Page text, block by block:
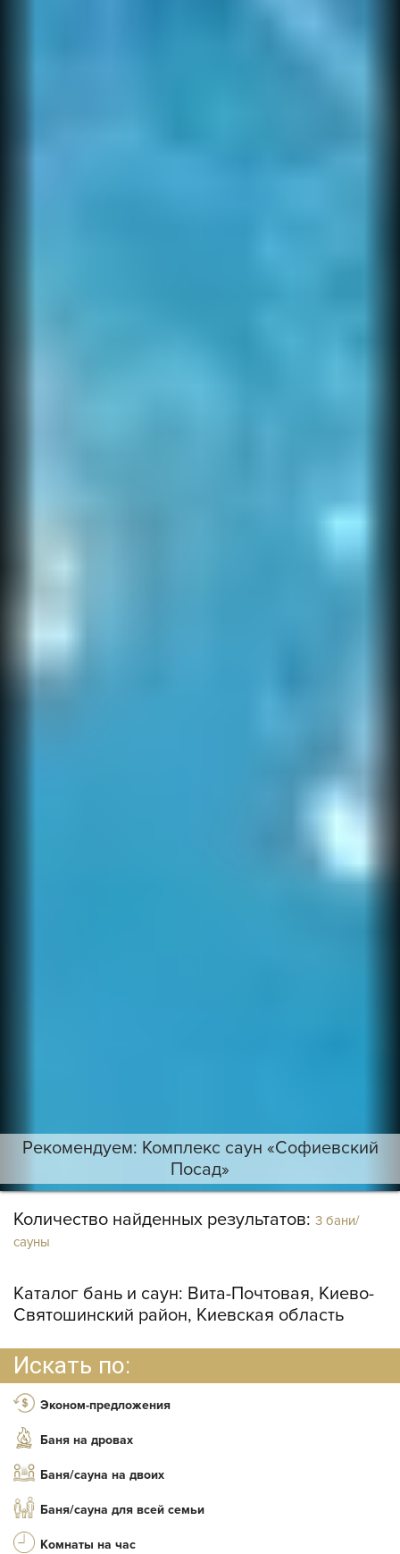
Рекомендуем: Комплекс саун «Софиевский
Посад»
Количество найденных результатов: 3 бани/
сауны
Каталог бань и саун: Вита-Почтовая, Киево-
Святошинский район, Киевская область
Искать по:
Эконом-предложения
Баня на дровах
Баня/сауна на двоих
Баня/сауна для всей семьи
Комнаты на час